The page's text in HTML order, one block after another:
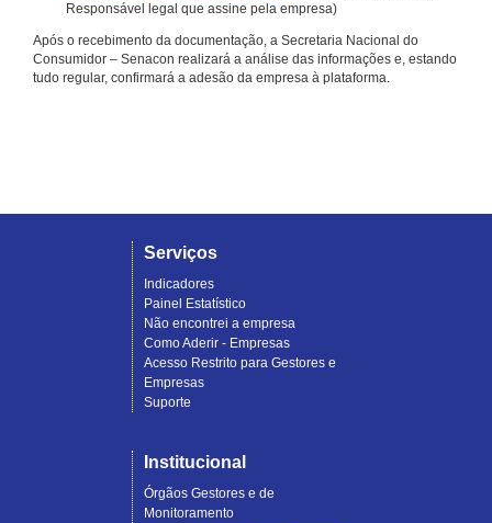
Responsável legal que assine pela empresa)
Após o recebimento da documentação, a Secretaria Nacional do
Consumidor – Senacon realizará a análise das informações e, estando
tudo regular, confirmará a adesão da empresa à plataforma.
Serviços
Indicadores
Painel Estatístico
Não encontrei a empresa
Como Aderir - Empresas
Acesso Restrito para Gestores e
Empresas
Suporte
Institucional
Órgãos Gestores e de
Monitoramento